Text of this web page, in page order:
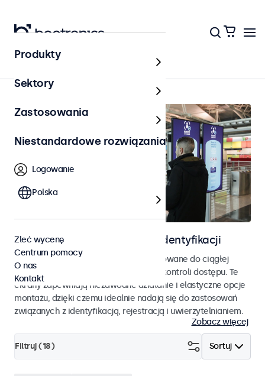
Strona główna
Ekrany do kontroli dostępu i identyfikacji
Monitory i ekrany dotykowe zaprojektowane do ciągłej
pracy i płynnej integracji z systemami kontroli dostępu. Te
ekrany zapewniają niezawodne działanie i elastyczne opcje
montażu, dzięki czemu idealnie nadają się do zastosowań
związanych z identyfikacją, rejestracją i uwierzytelnianiem.
Zobacz więcej
Sortuj
Filtruj (18)
Produkty
Sektory
Zastosowania
Niestandardowe rozwiązania
Logowanie
Polska
Zleć wycenę
Centrum pomocy
O nas
Kontakt